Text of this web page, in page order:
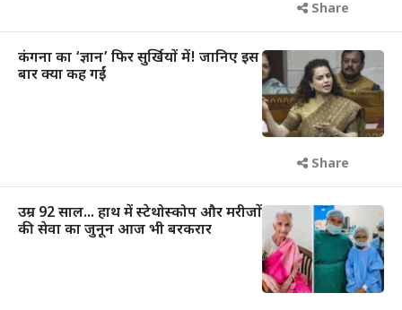
Share
कंगना का ‘ज्ञान’ फिर सुर्खियों में! जानिए इस
बार क्या कह गईं
Share
उम्र 92 साल... हाथ में स्टेथोस्कोप और मरीजों
की सेवा का जुनून आज भी बरकरार